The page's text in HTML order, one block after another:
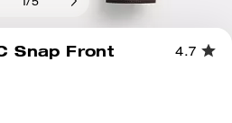
/5
Snap Front
4.7